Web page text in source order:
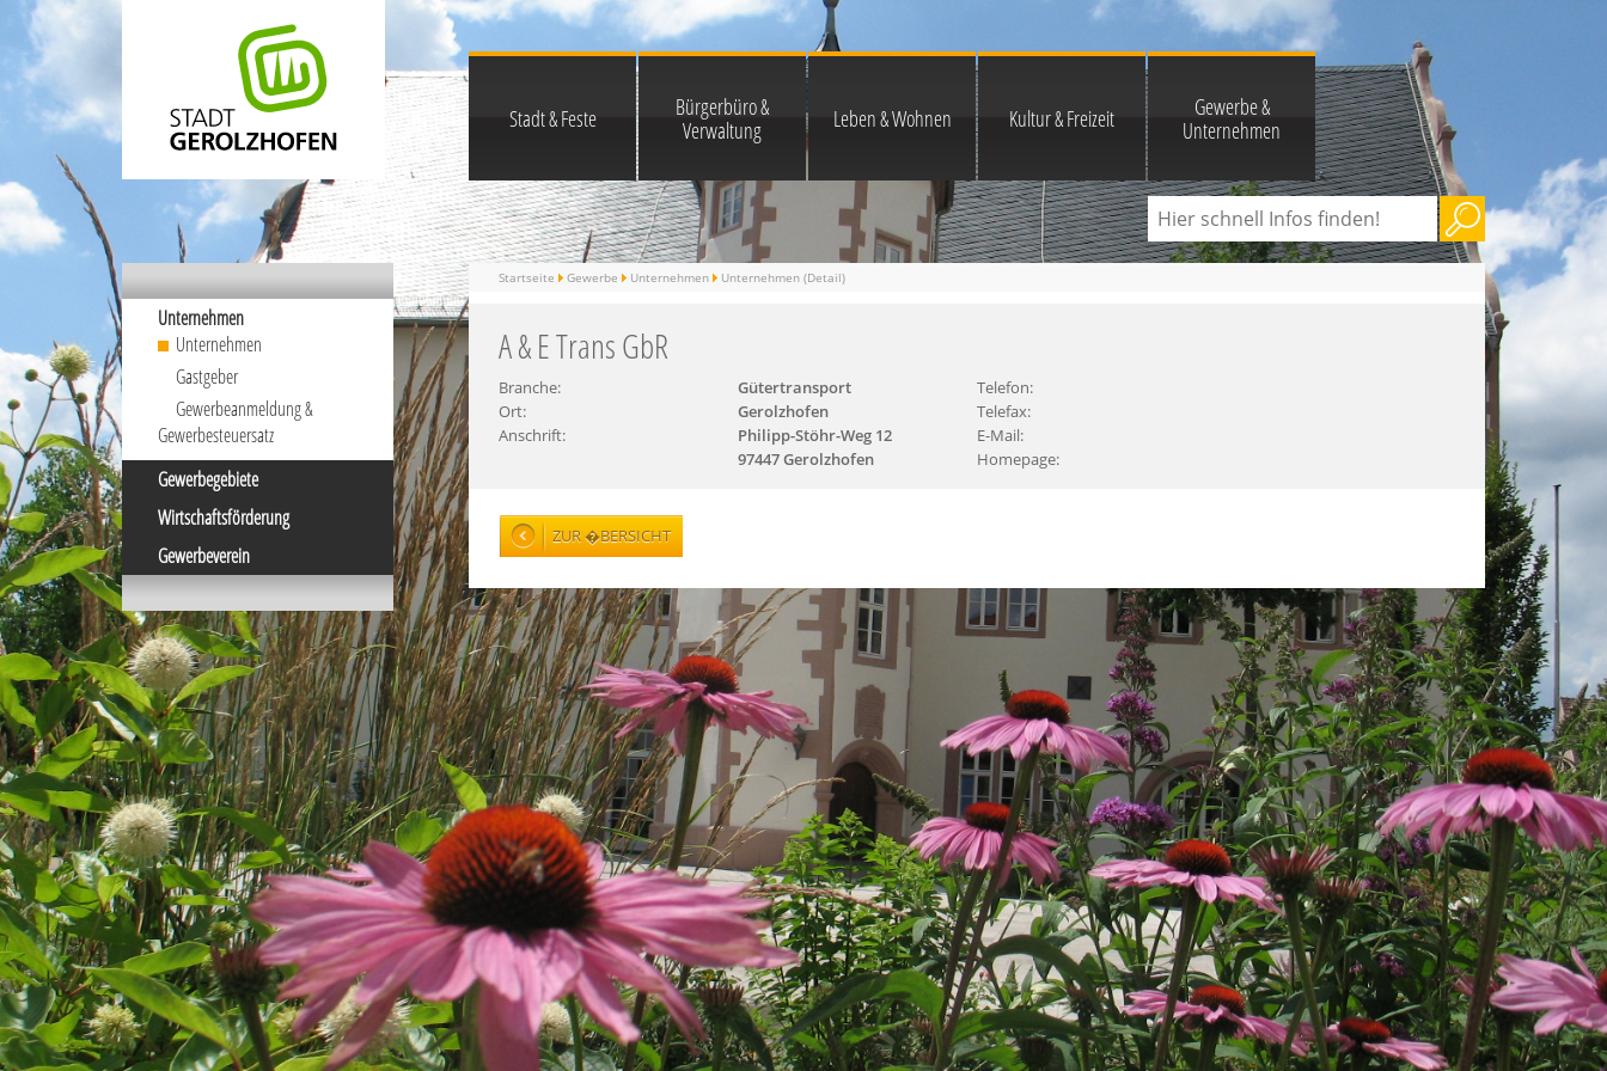
Stadt & Feste
Bürgerbüro &
Verwaltung
Leben & Wohnen Kultur & Freizeit
Gewerbe &
Unternehmen
Unternehmen
Unternehmen
Gastgeber
Gewerbeanmeldung &
Gewerbesteuersatz
Gewerbegebiete
Wirtschaftsförderung
Gewerbeverein
Startseite Gewerbe Unternehmen Unternehmen (Detail)
A & E Trans GbR
Branche: Gütertransport
Telefon:
Ort:
Gerolzhofen
Telefax:
Anschrift:
Philipp-Stöhr-Weg 12
97447 Gerolzhofen
E-Mail:
Homepage:
ZUR �BERSICHT